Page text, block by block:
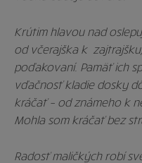
Krútim hlavou nad
od včerajška k
poďakovaní. Pamäť ich
vďačnosť kladie dosky
kráčať – od známeho k
Mohla som kráčať bez
Radosť maličkých robí